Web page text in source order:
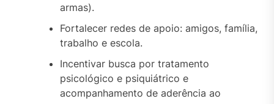
armas).
Fortalecer redes de apoio: amigos, família,
trabalho e escola.
Incentivar busca por tratamento
psicológico e psiquiátrico e
acompanhamento de aderência ao